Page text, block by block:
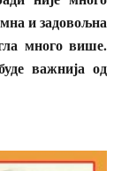
и задовољна
много више.
важнија од